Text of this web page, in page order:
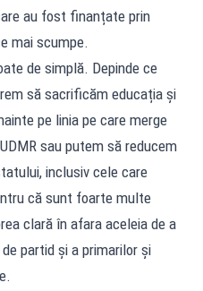
au fost finanțate prin
mai scumpe.
de simplă. Depinde ce
să sacrificăm educația și
pe linia pe care merge
sau putem să reducem
inclusiv cele care
că sunt foarte multe
clară în afara aceleia de a
partid și a primarilor și